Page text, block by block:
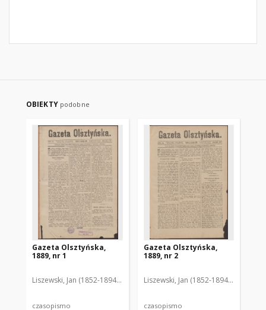
OBIEKTY podobne
Gazeta Olsztyńska,
1889, nr 1
Liszewski, Jan (1852-1894). Red.
czasopismo
Gazeta Olsztyńska,
1889, nr 2
Liszewski, Jan (1852-1894). Red.
czasopismo